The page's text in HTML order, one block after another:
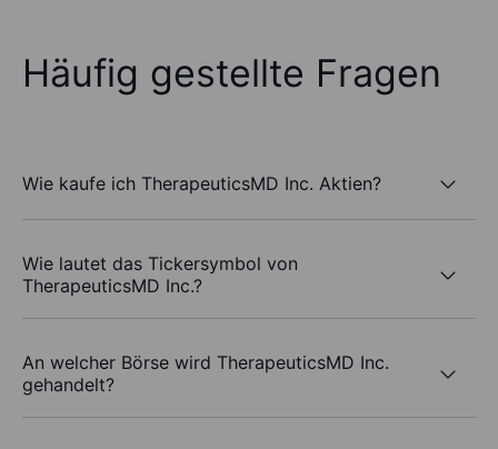
Häufig gestellte Fragen
Wie kaufe ich TherapeuticsMD Inc. Aktien?
Wie lautet das Tickersymbol von
TherapeuticsMD Inc.?
An welcher Börse wird TherapeuticsMD Inc.
gehandelt?